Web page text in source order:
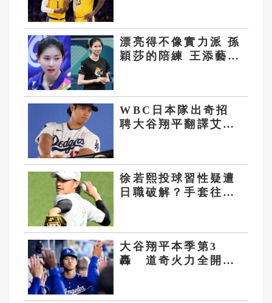
漂亮得不像實力派 孫
穎莎的陪練 王添藝陸
WBC日本隊出奇招
聘大谷翔平翻譯艾爾
徐若熙投球習性疑遭
日職破解？手套往後
大谷翔平本季第3
轟 道奇火力全開